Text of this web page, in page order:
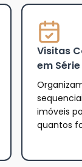
Visitas
em Série
imóveis
quantos